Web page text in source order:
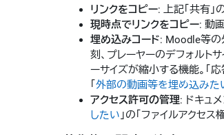
リンクをコピー: 上記「共有」
現時点でリンクをコピー: 動
埋め込みコード: Moodle等の
刻、プレーヤーのデフォルト
ーサイズが縮小する機能。「
外部の動画等を埋め込みた
アクセス許可の管理: ドキュメ
したい 」の「ファイルアクセ